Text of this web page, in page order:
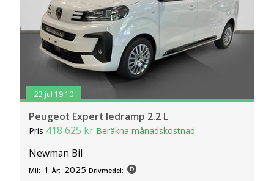
23 jul 19:10
Peugeot Expert ledramp 2.2 L
Pris 418 625 kr Beräkna månadskostnad
Newman Bil
Mil: 1 År: 2025 Drivmedel: